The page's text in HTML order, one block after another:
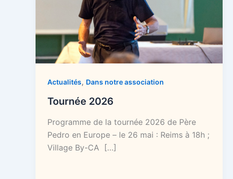
Actualités, Dans notre association
Tournée 2026
Programme de la tournée 2026 de Père
Pedro en Europe – le 26 mai : Reims à 18h ;
Village By-CA […]